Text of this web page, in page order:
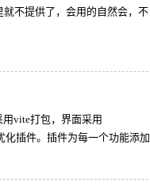
不提供了，会用的自然会，不
用vite打包，界面采用
化插件。插件为每一个功能添加